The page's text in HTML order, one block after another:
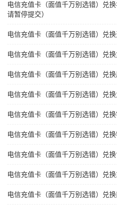
电信充值卡（面值千万别选错）兑
请暂停提交）
电信充值卡（面值千万别选错）兑
电信充值卡（面值千万别选错）兑
电信充值卡（面值千万别选错）兑
电信充值卡（面值千万别选错）兑
电信充值卡（面值千万别选错）兑
电信充值卡（面值千万别选错）兑
电信充值卡（面值千万别选错）兑
电信充值卡（面值千万别选错）兑
电信充值卡（面值千万别选错）兑